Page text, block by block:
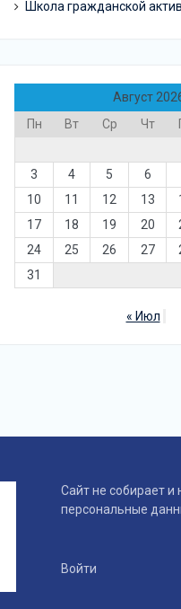
Школа гражданской
Август
Пн
Вт Ср Чт
3
4 5 6
10
11 12 13
17
18 19 20
24
25 26 27
31
« Июл
Сайт не собирает и
персональные
Войти